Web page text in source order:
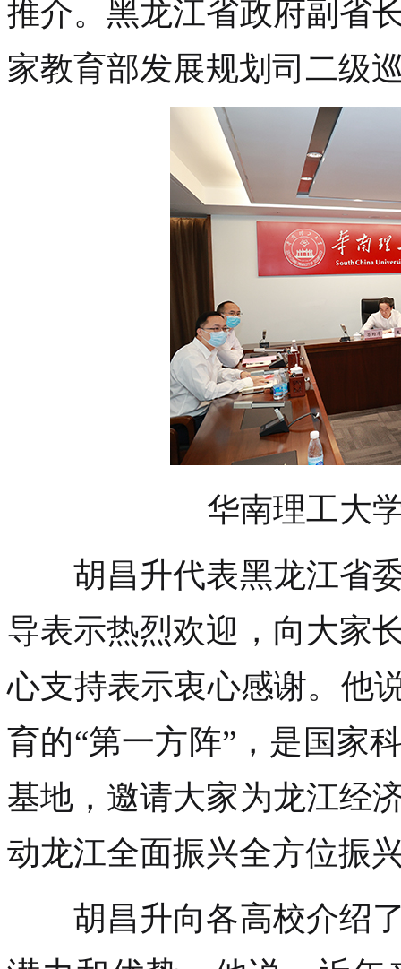
推介。黑龙江省政府副省
家教育部发展规划司二级
华南理工大
胡昌升代表黑龙江省委
导表示热烈欢迎，向大家
心支持表示衷心感谢。他
育的“第一方阵”，是国家
基地，邀请大家为龙江经
动龙江全面振兴全方位振
胡昌升向各高校介绍了